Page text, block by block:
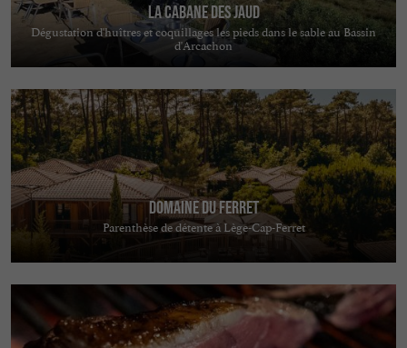
La Cabane des Jaud
Dégustation d'huîtres et coquillages les pieds dans le sable au Bassin
d'Arcachon
Domaine du Ferret
Parenthèse de détente à Lège-Cap-Ferret